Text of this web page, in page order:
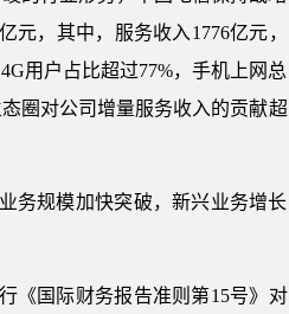
，其中，服务收入1776亿元，
用户占比超过77%，手机上网总
圈对公司增量服务收入的贡献超
务规模加快突破，新兴业务增长
《国际财务报告准则第15号》对